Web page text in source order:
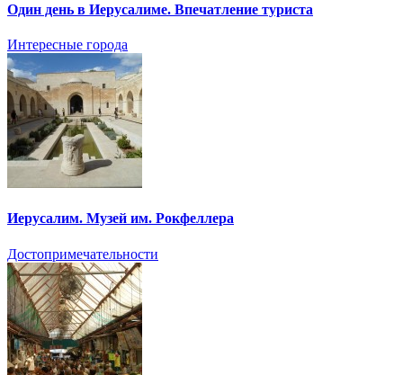
Один день в Иерусалиме. Впечатление туриста
Интересные города
Иерусалим. Музей им. Рокфеллера
Достопримечательности